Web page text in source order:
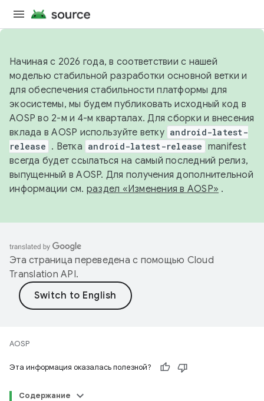
Начиная с 2026 года, в соответствии с нашей
моделью стабильной разработки основной ветки и
для обеспечения стабильности платформы для
экосистемы, мы будем публиковать исходный код в
AOSP во 2-м и 4-м кварталах. Для сборки и внесения
вклада в AOSP используйте ветку android-latest-
release . Ветка android-latest-release manifest
всегда будет ссылаться на самый последний релиз,
выпущенный в AOSP. Для получения дополнительной
информации см. раздел «Изменения в AOSP» .
Эта страница переведена с помощью Cloud
Translation API.
AOSP
Эта информация оказалась полезной?
Содержание